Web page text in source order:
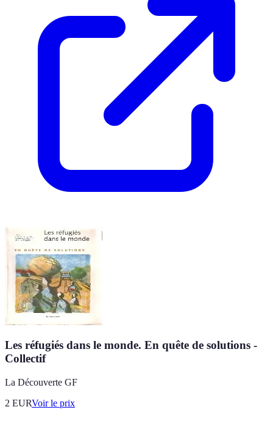
Les réfugiés dans le monde. En quête de solutions -
Collectif
La Découverte GF
2 EURVoir le prix